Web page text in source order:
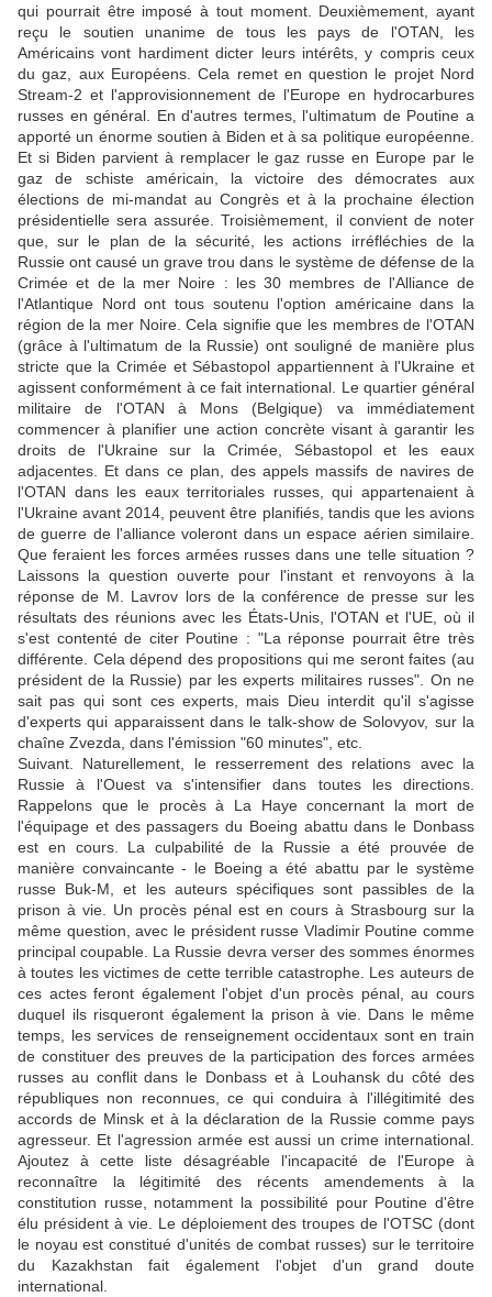
qui pourrait être imposé à tout moment. Deuxièmement, ayant
reçu le soutien unanime de tous les pays de l'OTAN, les
Américains vont hardiment dicter leurs intérêts, y compris ceux
du gaz, aux Européens. Cela remet en question le projet Nord
Stream-2 et l'approvisionnement de l'Europe en hydrocarbures
russes en général. En d'autres termes, l'ultimatum de Poutine a
apporté un énorme soutien à Biden et à sa politique européenne.
Et si Biden parvient à remplacer le gaz russe en Europe par le
gaz de schiste américain, la victoire des démocrates aux
élections de mi-mandat au Congrès et à la prochaine élection
présidentielle sera assurée. Troisièmement, il convient de noter
que, sur le plan de la sécurité, les actions irréfléchies de la
Russie ont causé un grave trou dans le système de défense de la
Crimée et de la mer Noire : les 30 membres de l'Alliance de
l'Atlantique Nord ont tous soutenu l'option américaine dans la
région de la mer Noire. Cela signifie que les membres de l'OTAN
(grâce à l'ultimatum de la Russie) ont souligné de manière plus
stricte que la Crimée et Sébastopol appartiennent à l'Ukraine et
agissent conformément à ce fait international. Le quartier général
militaire de l'OTAN à Mons (Belgique) va immédiatement
commencer à planifier une action concrète visant à garantir les
droits de l'Ukraine sur la Crimée, Sébastopol et les eaux
adjacentes. Et dans ce plan, des appels massifs de navires de
l'OTAN dans les eaux territoriales russes, qui appartenaient à
l'Ukraine avant 2014, peuvent être planifiés, tandis que les avions
de guerre de l'alliance voleront dans un espace aérien similaire.
Que feraient les forces armées russes dans une telle situation ?
Laissons la question ouverte pour l'instant et renvoyons à la
réponse de M. Lavrov lors de la conférence de presse sur les
résultats des réunions avec les États-Unis, l'OTAN et l'UE, où il
s'est contenté de citer Poutine : "La réponse pourrait être très
différente. Cela dépend des propositions qui me seront faites (au
président de la Russie) par les experts militaires russes". On ne
sait pas qui sont ces experts, mais Dieu interdit qu'il s'agisse
d'experts qui apparaissent dans le talk-show de Solovyov, sur la
chaîne Zvezda, dans l'émission "60 minutes", etc.
Suivant. Naturellement, le resserrement des relations avec la
Russie à l'Ouest va s'intensifier dans toutes les directions.
Rappelons que le procès à La Haye concernant la mort de
l'équipage et des passagers du Boeing abattu dans le Donbass
est en cours. La culpabilité de la Russie a été prouvée de
manière convaincante - le Boeing a été abattu par le système
russe Buk-M, et les auteurs spécifiques sont passibles de la
prison à vie. Un procès pénal est en cours à Strasbourg sur la
même question, avec le président russe Vladimir Poutine comme
principal coupable. La Russie devra verser des sommes énormes
à toutes les victimes de cette terrible catastrophe. Les auteurs de
ces actes feront également l'objet d'un procès pénal, au cours
duquel ils risqueront également la prison à vie. Dans le même
temps, les services de renseignement occidentaux sont en train
de constituer des preuves de la participation des forces armées
russes au conflit dans le Donbass et à Louhansk du côté des
républiques non reconnues, ce qui conduira à l'illégitimité des
accords de Minsk et à la déclaration de la Russie comme pays
agresseur. Et l'agression armée est aussi un crime international.
Ajoutez à cette liste désagréable l'incapacité de l'Europe à
reconnaître la légitimité des récents amendements à la
constitution russe, notamment la possibilité pour Poutine d'être
élu président à vie. Le déploiement des troupes de l'OTSC (dont
le noyau est constitué d'unités de combat russes) sur le territoire
du Kazakhstan fait également l'objet d'un grand doute
international.